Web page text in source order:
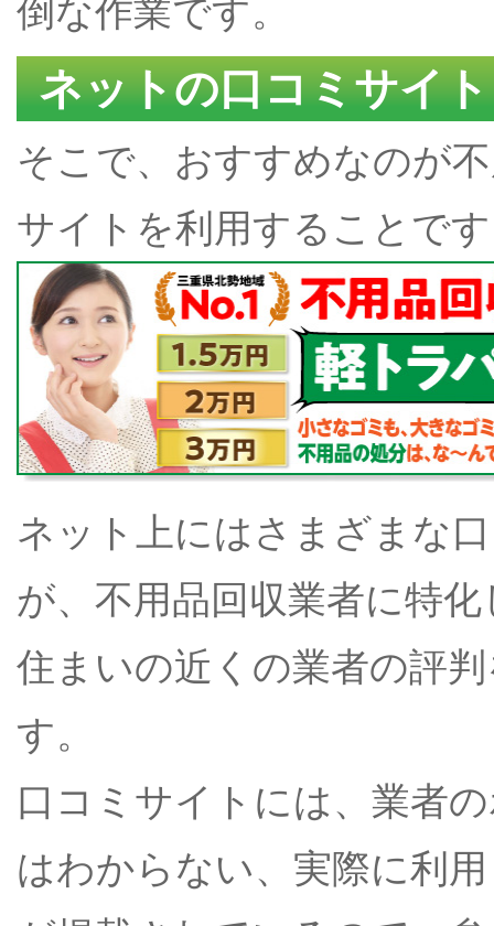
倒な作業です。
ネットの口コミサイ
そこで、おすすめなのが
サイトを利用することで
ネット上にはさまざまな
が、不用品回収業者に特
住まいの近くの業者の評
す。
口コミサイトには、業者
はわからない、実際に利